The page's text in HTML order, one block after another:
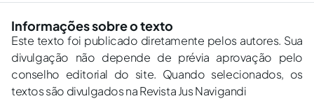
Informações sobre o texto
Este texto foi publicado diretamente pelos autores. Sua
divulgação não depende de prévia aprovação pelo
conselho editorial do site. Quando selecionados, os
textos são divulgados na Revista Jus Navigandi